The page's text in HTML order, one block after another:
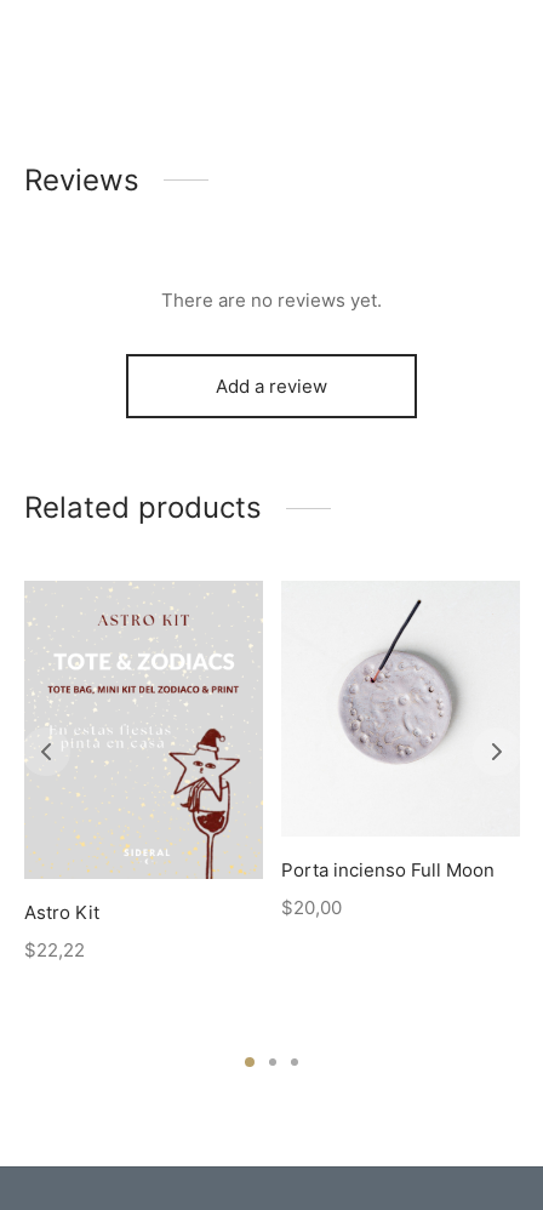
Reviews
There are no reviews yet.
Add a review
Related products
Astro Kit
$22,22
Porta incienso Full Moon
$20,00